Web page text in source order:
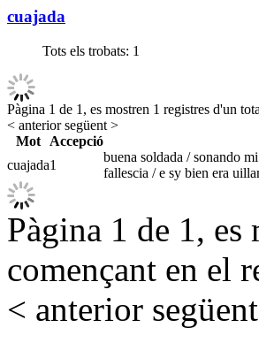
cuajada
Tots els trobats: 1
Pàgina 1 de 1, es mostren 1 registres d'un
< anteriorsegüent >
Mot
Accepció
cuajada1
buena soldada / sonando
fallescia / e sy bien era
Pàgina 1 de 1,
començant en el
< anterior